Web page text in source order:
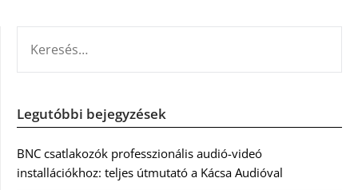
Legutóbbi bejegyzések
BNC csatlakozók professzionális audió-videó
installációkhoz: teljes útmutató a Kácsa Audióval